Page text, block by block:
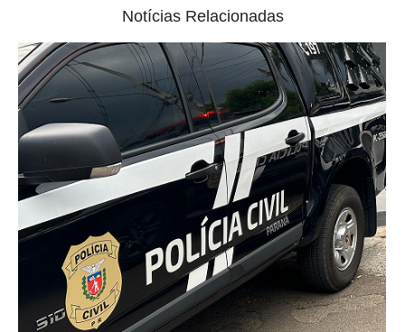
Notícias Relacionadas